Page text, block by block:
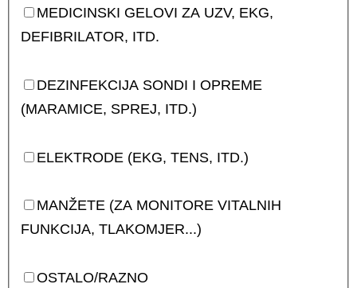
MEDICINSKI GELOVI ZA UZV, EKG,
DEFIBRILATOR, ITD.
DEZINFEKCIJA SONDI I OPREME
(MARAMICE, SPREJ, ITD.)
ELEKTRODE (EKG, TENS, ITD.)
MANŽETE (ZA MONITORE VITALNIH
FUNKCIJA, TLAKOMJER...)
OSTALO/RAZNO